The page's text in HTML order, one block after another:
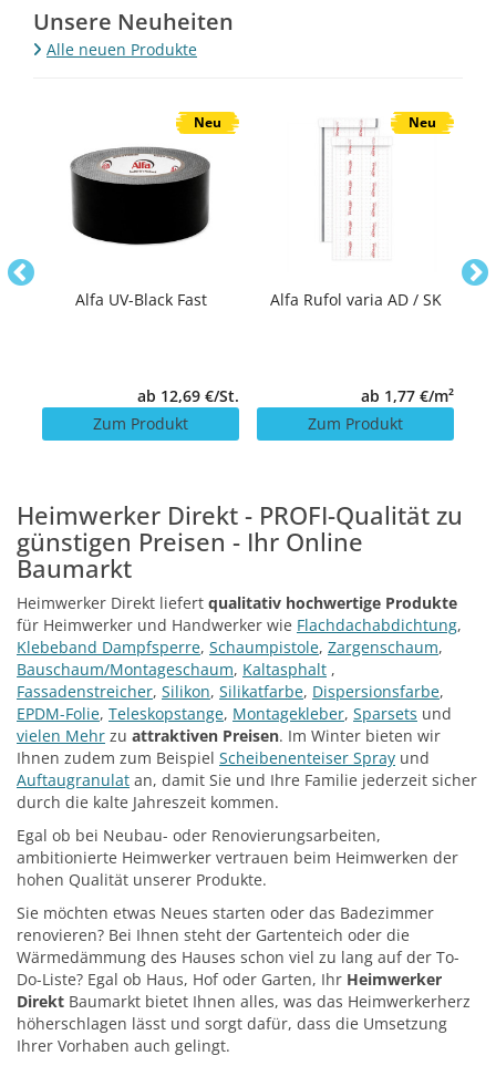
Unsere Neuheiten
Alle neuen Produkte
Neu
Alfa UV-Black Fast
ab 12,69 €/St.
Zum Produkt
Neu
Alfa Rufol varia AD / SK
ab 1,77 €/m²
Zum Produkt
Heimwerker Direkt - PROFI-Qualität zu
günstigen Preisen - Ihr Online
Baumarkt
Heimwerker Direkt liefert qualitativ hochwertige Produkte
für Heimwerker und Handwerker wie Flachdachabdichtung,
Klebeband Dampfsperre, Schaumpistole, Zargenschaum,
Bauschaum/Montageschaum, Kaltasphalt ,
Fassadenstreicher, Silikon, Silikatfarbe, Dispersionsfarbe,
EPDM-Folie, Teleskopstange, Montagekleber, Sparsets und
vielen Mehr zu attraktiven Preisen. Im Winter bieten wir
Ihnen zudem zum Beispiel Scheibenenteiser Spray und
Auftaugranulat an, damit Sie und Ihre Familie jederzeit sicher
durch die kalte Jahreszeit kommen.
Egal ob bei Neubau- oder Renovierungsarbeiten,
ambitionierte Heimwerker vertrauen beim Heimwerken der
hohen Qualität unserer Produkte.
Sie möchten etwas Neues starten oder das Badezimmer
renovieren? Bei Ihnen steht der Gartenteich oder die
Wärmedämmung des Hauses schon viel zu lang auf der To-
Do-Liste? Egal ob Haus, Hof oder Garten, Ihr Heimwerker
Direkt Baumarkt bietet Ihnen alles, was das Heimwerkerherz
höherschlagen lässt und sorgt dafür, dass die Umsetzung
Ihrer Vorhaben auch gelingt.